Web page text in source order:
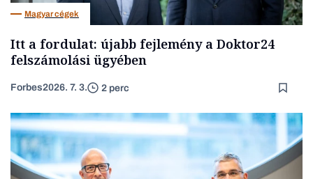
Magyar cégek
Itt a fordulat: újabb fejlemény a Doktor24
felszámolási ügyében
Forbes2026. 7. 3. 2 perc